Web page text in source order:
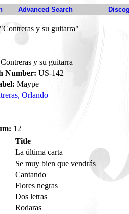
Advanced Search
y su guitarra"
Contreras y su guitarra
Number: US-142
Maype
Orlando
12
Title
La última carta
Se muy bien que vendrás
Cantando
Flores negras
Dos letras
Rodaras